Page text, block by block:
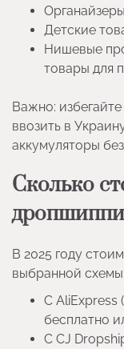
Детские
Нишевые
товары для
Важно:
ввозить в
аккумуляторы
Сколько
В 2025 году
выбранной схемы:
С AliExpress
бесплатно
С CJ